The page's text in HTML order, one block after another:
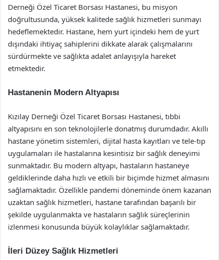
Derneği Özel Ticaret Borsası Hastanesi, bu misyon
doğrultusunda, yüksek kalitede sağlık hizmetleri sunmayı
hedeflemektedir. Hastane, hem yurt içindeki hem de yurt
dışındaki ihtiyaç sahiplerini dikkate alarak çalışmalarını
sürdürmekte ve sağlıkta adalet anlayışıyla hareket
etmektedir.
Hastanenin Modern Altyapısı
Kızılay Derneği Özel Ticaret Borsası Hastanesi, tıbbi
altyapısını en son teknolojilerle donatmış durumdadır. Akıllı
hastane yönetim sistemleri, dijital hasta kayıtları ve tele-tıp
uygulamaları ile hastalarına kesintisiz bir sağlık deneyimi
sunmaktadır. Bu modern altyapı, hastaların hastaneye
geldiklerinde daha hızlı ve etkili bir biçimde hizmet almasını
sağlamaktadır. Özellikle pandemi döneminde önem kazanan
uzaktan sağlık hizmetleri, hastane tarafından başarılı bir
şekilde uygulanmakta ve hastaların sağlık süreçlerinin
izlenmesi konusunda büyük kolaylıklar sağlamaktadır.
İleri Düzey Sağlık Hizmetleri